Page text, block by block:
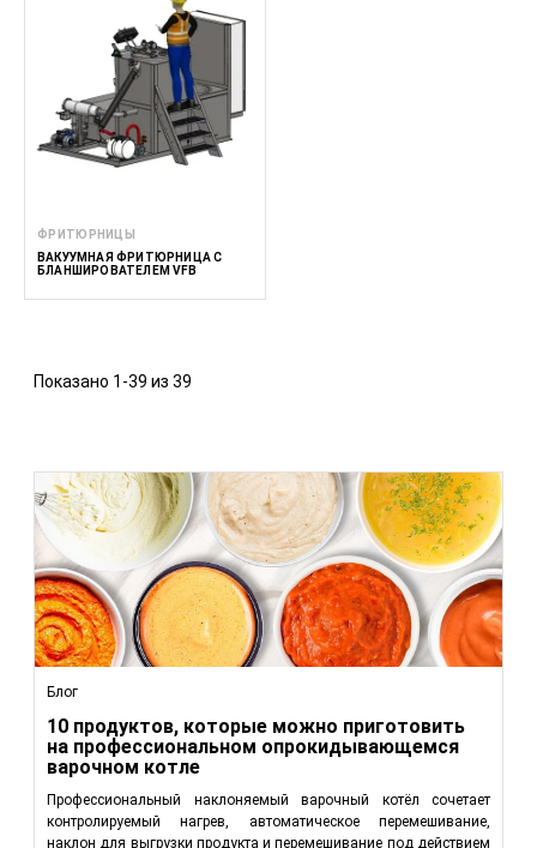
ФРИТЮРНИЦЫ
ВАКУУМНАЯ ФРИТЮРНИЦА С
БЛАНШИРОВАТЕЛЕМ VFB
Показано 1-39 из 39
Блог
10 продуктов, которые можно приготовить
на профессиональном опрокидывающемся
варочном котле
Профессиональный наклоняемый варочный котёл сочетает
контролируемый нагрев, автоматическое перемешивание,
наклон для выгрузки продукта и перемешивание под действием